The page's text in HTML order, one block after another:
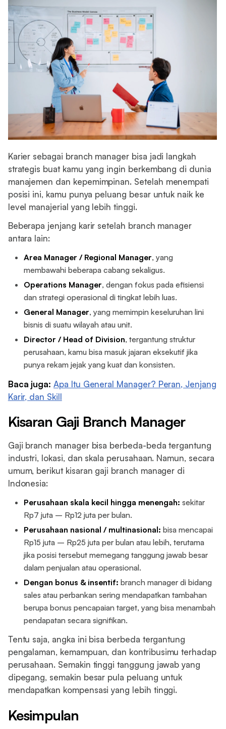
Karier sebagai branch manager bisa jadi langkah
strategis buat kamu yang ingin berkembang di dunia
manajemen dan kepemimpinan. Setelah menempati
posisi ini, kamu punya peluang besar untuk naik ke
level manajerial yang lebih tinggi.
Beberapa jenjang karir setelah branch manager
antara lain:
Area Manager / Regional Manager, yang
membawahi beberapa cabang sekaligus.
Operations Manager, dengan fokus pada efisiensi
dan strategi operasional di tingkat lebih luas.
General Manager, yang memimpin keseluruhan lini
bisnis di suatu wilayah atau unit.
Director / Head of Division, tergantung struktur
perusahaan, kamu bisa masuk jajaran eksekutif jika
punya rekam jejak yang kuat dan konsisten.
Baca juga: Apa Itu General Manager? Peran, Jenjang
Karir, dan Skill
Kisaran Gaji Branch Manager
Gaji branch manager bisa berbeda-beda tergantung
industri, lokasi, dan skala perusahaan. Namun, secara
umum, berikut kisaran gaji branch manager di
Indonesia:
Perusahaan skala kecil hingga menengah: sekitar
Rp7 juta – Rp12 juta per bulan.
Perusahaan nasional / multinasional: bisa mencapai
Rp15 juta – Rp25 juta per bulan atau lebih, terutama
jika posisi tersebut memegang tanggung jawab besar
dalam penjualan atau operasional.
Dengan bonus & insentif: branch manager di bidang
sales atau perbankan sering mendapatkan tambahan
berupa bonus pencapaian target, yang bisa menambah
pendapatan secara signifikan.
Tentu saja, angka ini bisa berbeda tergantung
pengalaman, kemampuan, dan kontribusimu terhadap
perusahaan. Semakin tinggi tanggung jawab yang
dipegang, semakin besar pula peluang untuk
mendapatkan kompensasi yang lebih tinggi.
Kesimpulan